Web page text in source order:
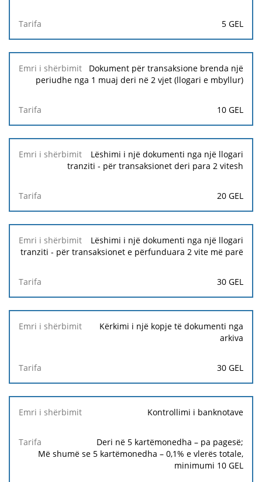
5 GEL
Dokument për transaksione brenda një
periudhe nga 1 muaj deri në 2 vjet (llogari e mbyllur)
10 GEL
Lëshimi i një dokumenti nga një llogari
tranziti - për transaksionet deri para 2 vitesh
20 GEL
Lëshimi i një dokumenti nga një llogari
tranziti - për transaksionet e përfunduara 2 vite më parë
30 GEL
Kërkimi i një kopje të dokumenti nga
arkiva
30 GEL
Kontrollimi i banknotave
Deri në 5 kartëmonedha – pa pagesë;
Më shumë se 5 kartëmonedha – 0,1% e vlerës totale,
minimumi 10 GEL